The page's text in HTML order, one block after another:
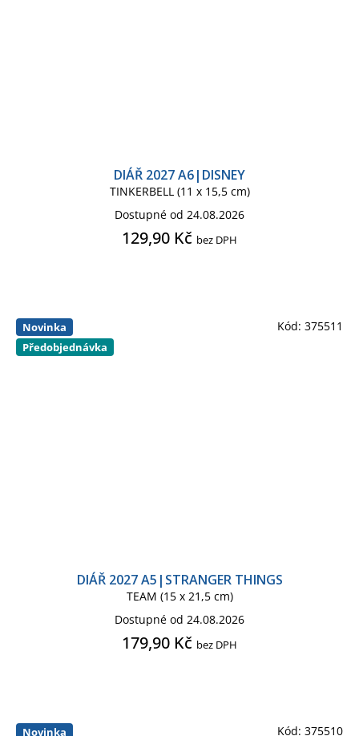
DIÁŘ 2027 A6|DISNEY
TINKERBELL (11 x 15,5 cm)
Dostupné od 24.08.2026
129,90 Kč bez DPH
Novinka
Předobjednávka
DIÁŘ 2027 A5|STRANGER THINGS
TEAM (15 x 21,5 cm)
Dostupné od 24.08.2026
179,90 Kč bez DPH
Kód: 375511
Novinka Kód: 375510